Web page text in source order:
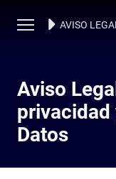
Aviso
Datos